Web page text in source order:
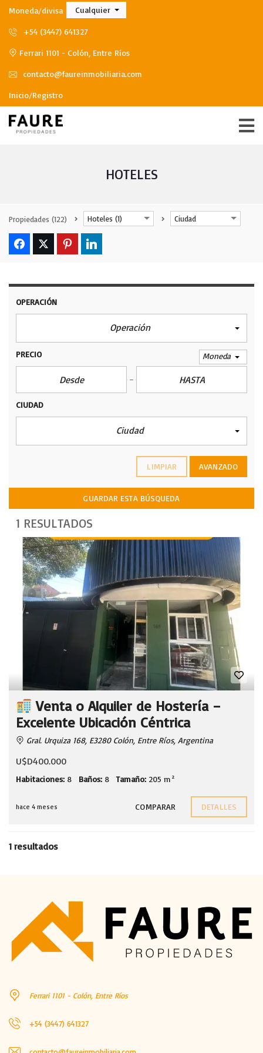
Moneda/divisa Cualquier
+54 (3447) 641327
Ferrari 1101 - Colón, Entre Ríos
contacto@faureinmobiliaria.com
Inicio/Registro
HOTELES
Propiedades (122) Hoteles (1) Ciudad
OPERACIÓN
Operación
PRECIO Moneda
CIUDAD
Ciudad
LIMPIAR AVANZADO
GUARDAR ESTA BÚSQUEDA
1 RESULTADOS
Venta o Alquiler de Hostería –
Excelente Ubicación Céntrica
Gral. Urquiza 168, E3280 Colón, Entre Ríos, Argentina
U$D400.000
Habitaciones: 8 Baños: 8 Tamaño: 205 m²
hace 4 meses COMPARAR DETALLES
1 resultados
Ferrari 1101 - Colón, Entre Ríos
+54 (3447) 641327